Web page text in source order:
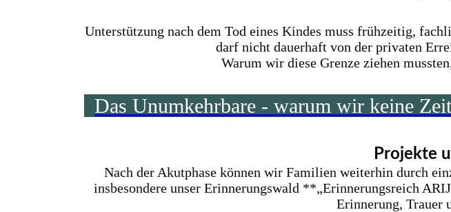
Unterstützung nach dem Tod eines Kindes muss frühzeitig,
darf nicht dauerhaft von der privaten
Warum wir diese Grenze ziehen
Das Unumkehrbare - warum wir keine
Projekte
Nach der Akutphase können wir Familien weiterhin durch
insbesondere unser Erinnerungswald **„Erinnerungsreich
Erinnerung, Trauer